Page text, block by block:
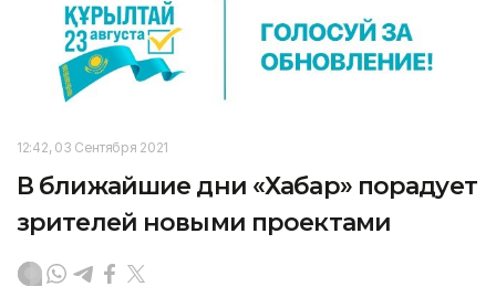
12:42, 03 Сентября 2021
В ближайшие дни «Хабар» порадует
зрителей новыми проектами